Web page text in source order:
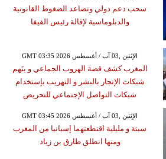
سحب دعم دولي وتصاعد الضغوط القانونية
والدبلوماسية لإقالة رئيس الفيفا
GMT 03:35 2026 الإثنين ,03 آب / أغسطس
المغرب كشف قصة الهروب الجماعي و يتَهم
شبكات الإتجار بالبشر و التهريب بإستخدام
شبكات التواصل الإجتماعي للتحريض
GMT 03:45 2026 الإثنين ,03 آب / أغسطس
سبتة و مليلية اقتطعتهما إسبانيا من المغرب
ومنها انطلق طارق بن زياد